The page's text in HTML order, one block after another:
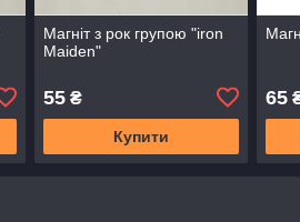
Магніт з рок групою "iron
Maiden"
55₴
Купити
65